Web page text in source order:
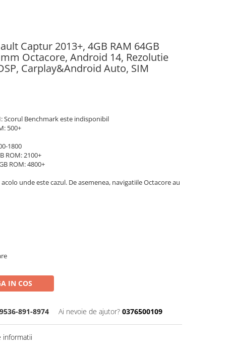
Captur 2013+, 4GB RAM 64GB
Octacore, Android 14, Rezolutie
Carplay&Android Auto, SIM
Scorul Benchmark este indisponibil
500+
1800
ROM: 2100+
ROM: 4800+
unde este cazul. De asemenea, navigatiile Octacore au
IN COS
891-8974 Ai nevoie de ajutor? 0376500109
informatii